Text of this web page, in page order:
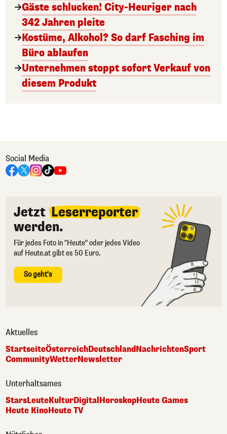
Gäste schlucken! City-Heuriger nach
342 Jahren pleite
Kostüme, Alkohol? So darf Fasching im
Büro ablaufen
Unternehmen stoppt sofort Verkauf von
diesem Produkt
Social Media
Jetzt Leserreporter
werden.
Für jedes Foto in "Heute" oder jedes Video
auf Heute.at gibt es 50 Euro.
So geht's
Aktuelles
StartseiteÖsterreichDeutschlandNachrichtenSport
CommunityWetterNewsletter
Unterhaltsames
StarsLeuteKulturDigital HoroskopHeute Games
Heute KinoHeute TV